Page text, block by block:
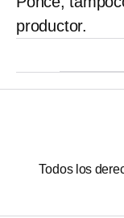
productor.
Todos los